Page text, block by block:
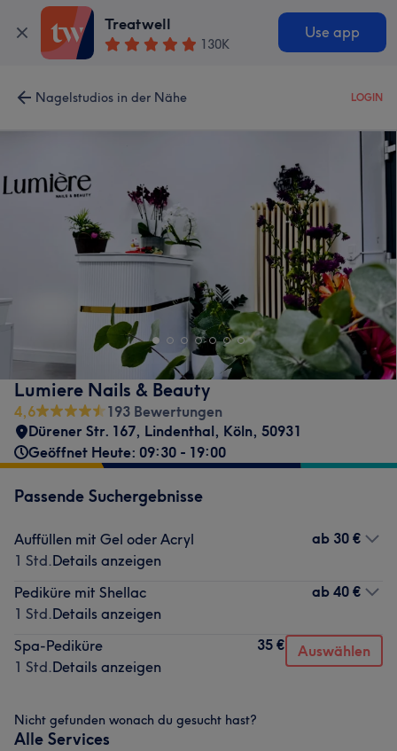
Treatwell
130K
Use app
Nagelstudios in der Nähe LOGIN
Lumiere Nails & Beauty
4,6
193 Bewertungen
Dürener Str. 167, Lindenthal, Köln, 50931
Geöffnet Heute: 09:30 - 19:00
Passende Suchergebnisse
Auffüllen mit Gel oder Acryl
1 Std.Details anzeigen
ab 30 €
Pediküre mit Shellac
1 Std.Details anzeigen
ab 40 €
Spa-Pediküre
1 Std.Details anzeigen
35 € Auswählen
Nicht gefunden wonach du gesucht hast?
Alle Services